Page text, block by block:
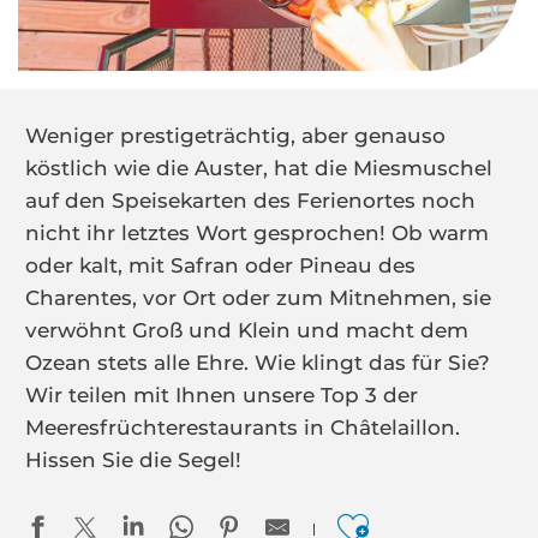
Weniger prestigeträchtig, aber genauso
köstlich wie die Auster, hat die Miesmuschel
auf den Speisekarten des Ferienortes noch
nicht ihr letztes Wort gesprochen! Ob warm
oder kalt, mit Safran oder Pineau des
Charentes, vor Ort oder zum Mitnehmen, sie
verwöhnt Groß und Klein und macht dem
Ozean stets alle Ehre. Wie klingt das für Sie?
Wir teilen mit Ihnen unsere Top 3 der
Meeresfrüchterestaurants in Châtelaillon.
Hissen Sie die Segel!